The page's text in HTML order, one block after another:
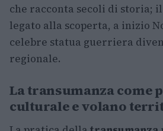
che racconta secoli di storia;
legato alla scoperta, a inizio
celebre statua guerriera
regionale.
La transumanza come
culturale e volano